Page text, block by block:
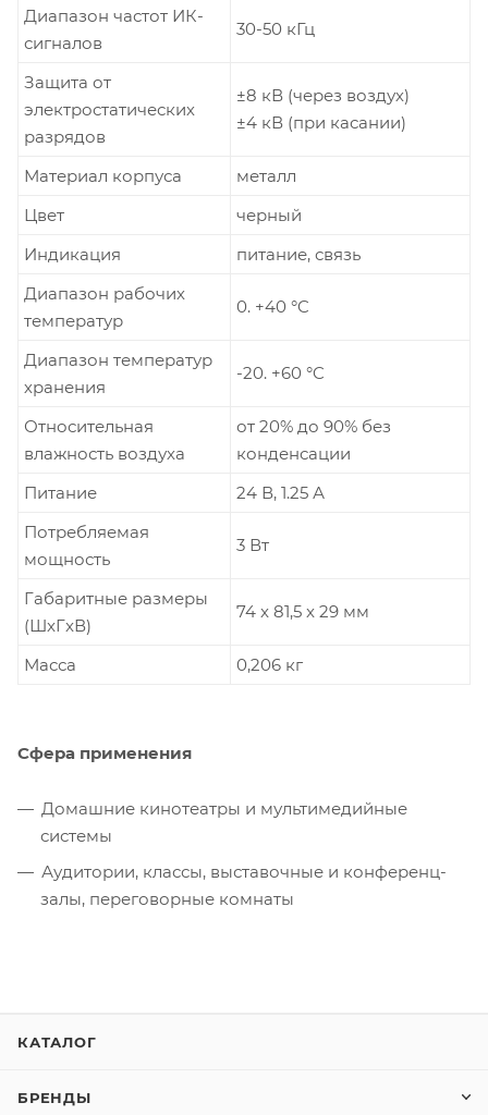
Диапазон частот ИК-
сигналов
30-50 кГц
Защита от
электростатических
разрядов
±8 кВ (через воздух)
±4 кВ (при касании)
Материал корпуса
металл
Цвет
черный
Индикация
питание, связь
Диапазон рабочих
температур
0. +40 °C
Диапазон температур
хранения
-20. +60 °C
Относительная
влажность воздуха
от 20% до 90% без
конденсации
Питание
24 В, 1.25 А
Потребляемая
мощность
3 Вт
Габаритные размеры
(ШxГxВ)
74 x 81,5 x 29 мм
Масса 0,206 кг
Сфера применения
Домашние кинотеатры и мультимедийные
системы
Аудитории, классы, выставочные и конференц-
залы, переговорные комнаты
КАТАЛОГ
БРЕНДЫ